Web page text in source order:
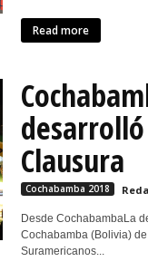
Read more
Clausura
Cochabamba 2018
Desde CochabambaLa
Cochabamba (Bolivia)
Suramericanos...